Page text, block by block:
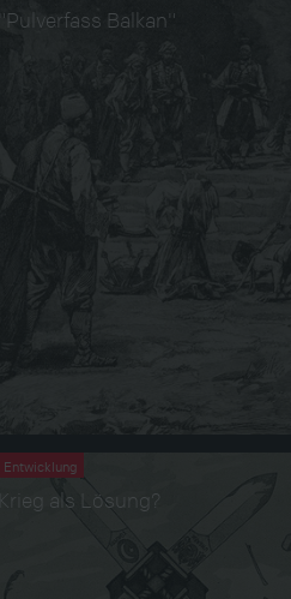
"Pulverfass Balkan"
Entwicklung
Krieg als Lösung?